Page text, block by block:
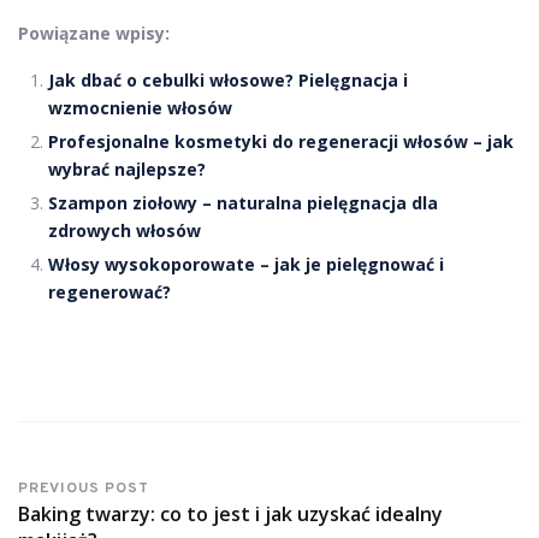
Powiązane wpisy:
Jak dbać o cebulki włosowe? Pielęgnacja i
wzmocnienie włosów
Profesjonalne kosmetyki do regeneracji włosów – jak
wybrać najlepsze?
Szampon ziołowy – naturalna pielęgnacja dla
zdrowych włosów
Włosy wysokoporowate – jak je pielęgnować i
regenerować?
PREVIOUS POST
Baking twarzy: co to jest i jak uzyskać idealny